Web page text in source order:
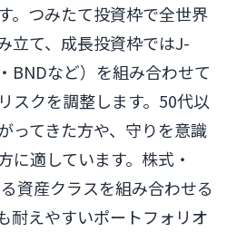
。つみたて投資枠で全世界
立て、成長投資枠ではJ-
BNDなど）を組み合わせて
スクを調整します。50代以
ってきた方や、守りを意識
に適しています。株式・
資産クラスを組み合わせる
耐えやすいポートフォリオ